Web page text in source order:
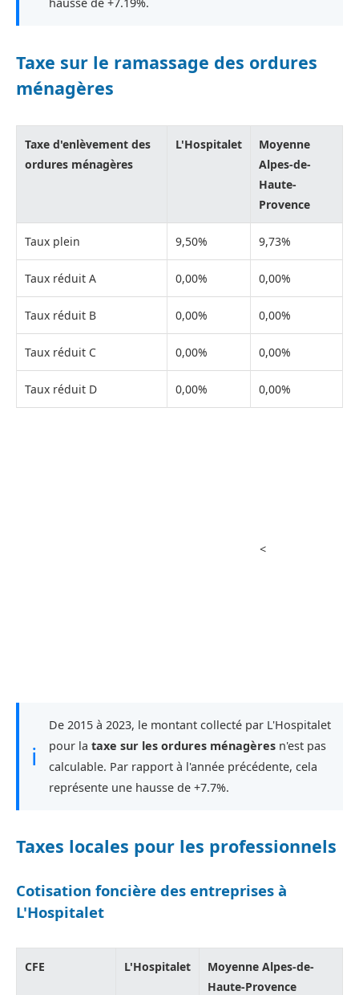
hausse de +7.19%.
Taxe sur le ramassage des ordures
ménagères
Taxe d'enlèvement des
ordures ménagères
L'Hospitalet
Moyenne
Alpes-de-
Haute-
Provence
Taux plein 9,50% 9,73%
Taux réduit A 0,00% 0,00%
Taux réduit B 0,00% 0,00%
Taux réduit C 0,00% 0,00%
Taux réduit D 0,00% 0,00%
<
ℹ
De 2015 à 2023, le montant collecté par L'Hospitalet
pour la taxe sur les ordures ménagères n'est pas
calculable. Par rapport à l'année précédente, cela
représente une hausse de +7.7%.
Taxes locales pour les professionnels
Cotisation foncière des entreprises à
L'Hospitalet
CFE L'Hospitalet
Moyenne Alpes-de-
Haute-Provence